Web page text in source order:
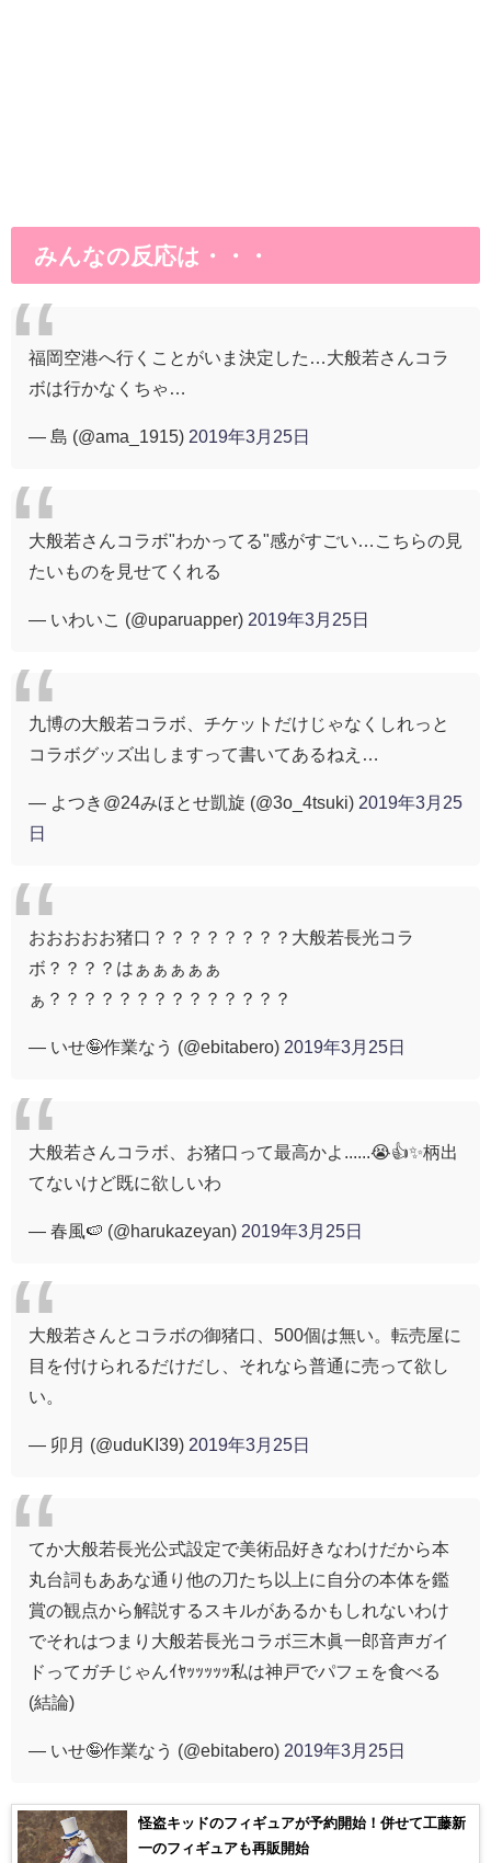
みんなの反応は・・・
福岡空港へ行くことがいま決定した…大般若さんコラ
ボは行かなくちゃ…
— 島 (@ama_1915) 2019年3月25日
大般若さんコラボ"わかってる"感がすごい…こちらの見
たいものを見せてくれる
— いわいこ (@uparuapper) 2019年3月25日
九博の大般若コラボ、チケットだけじゃなくしれっと
コラボグッズ出しますって書いてあるねえ…
— よつき@24みほとせ凱旋 (@3o_4tsuki) 2019年3月25
日
おおおおお猪口？？？？？？？？大般若長光コラ
ボ？？？？はぁぁぁぁぁ
ぁ？？？？？？？？？？？？？？
— いせ🤪作業なう (@ebitabero) 2019年3月25日
大般若さんコラボ、お猪口って最高かよ......😭👍✨柄出
てないけど既に欲しいわ
— 春風🍉 (@harukazeyan) 2019年3月25日
大般若さんとコラボの御猪口、500個は無い。転売屋に
目を付けられるだけだし、それなら普通に売って欲し
い。
— 卯月 (@uduKI39) 2019年3月25日
てか大般若長光公式設定で美術品好きなわけだから本
丸台詞もああな通り他の刀たち以上に自分の本体を鑑
賞の観点から解説するスキルがあるかもしれないわけ
でそれはつまり大般若長光コラボ三木眞一郎音声ガイ
ドってガチじゃんｲﾔｯｯｯｯｯ私は神戸でパフェを食べる
(結論)
— いせ🤪作業なう (@ebitabero) 2019年3月25日
怪盗キッドのフィギュアが予約開始！併せて工藤新
一のフィギュアも再販開始